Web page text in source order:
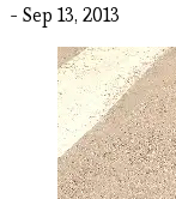
- Sep 13, 2013